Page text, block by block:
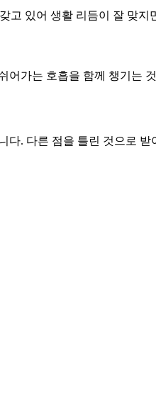
있어 생활 리듬이 잘 맞
어가는 호흡을 함께 챙기는
. 다른 점을 틀린 것으로